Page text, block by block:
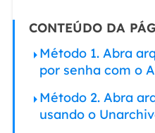
CONTEÚDO DA
Método 1. Abra
por senha com o
Método 2. Abra
usando o